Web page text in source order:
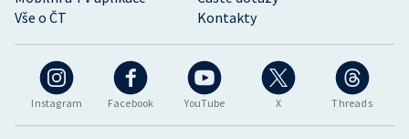
Instagram Facebook YouTube X Threads
Vše o ČT
Kontakty